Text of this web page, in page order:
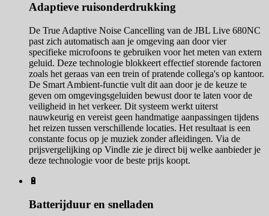
Adaptieve ruisonderdrukking
De True Adaptive Noise Cancelling van de JBL Live 680NC
past zich automatisch aan je omgeving aan door vier
specifieke microfoons te gebruiken voor het meten van extern
geluid. Deze technologie blokkeert effectief storende factoren
zoals het geraas van een trein of pratende collega's op kantoor.
De Smart Ambient-functie vult dit aan door je de keuze te
geven om omgevingsgeluiden bewust door te laten voor de
veiligheid in het verkeer. Dit systeem werkt uiterst
nauwkeurig en vereist geen handmatige aanpassingen tijdens
het reizen tussen verschillende locaties. Het resultaat is een
constante focus op je muziek zonder afleidingen. Via de
prijsvergelijking op Vindle zie je direct bij welke aanbieder je
deze technologie voor de beste prijs koopt.
🔋
Batterijduur en snelladen